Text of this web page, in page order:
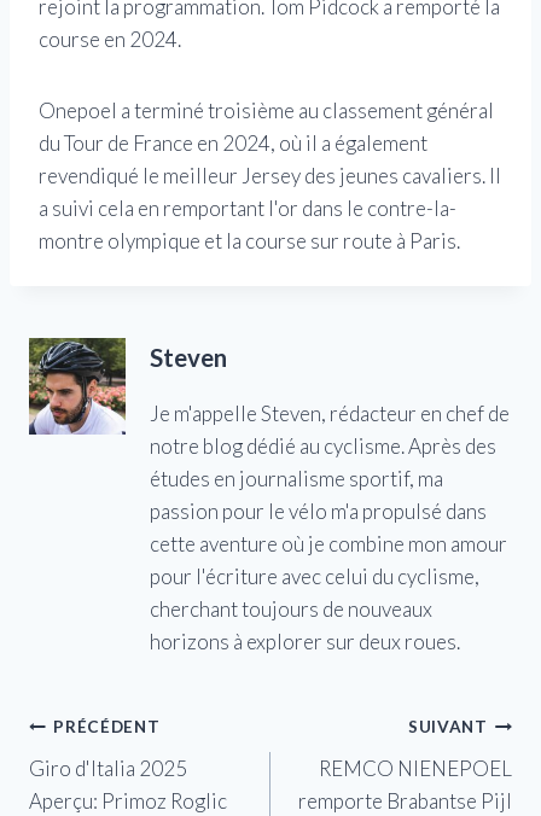
rejoint la programmation. Tom Pidcock a remporté la
course en 2024.
Onepoel a terminé troisième au classement général
du Tour de France en 2024, où il a également
revendiqué le meilleur Jersey des jeunes cavaliers. Il
a suivi cela en remportant l'or dans le contre-la-
montre olympique et la course sur route à Paris.
Steven
Je m'appelle Steven, rédacteur en chef de
notre blog dédié au cyclisme. Après des
études en journalisme sportif, ma
passion pour le vélo m'a propulsé dans
cette aventure où je combine mon amour
pour l'écriture avec celui du cyclisme,
cherchant toujours de nouveaux
horizons à explorer sur deux roues.
Navigation
de
PRÉCÉDENT
Giro d'Italia 2025
Aperçu: Primoz Roglic
SUIVANT
REMCO NIENEPOEL
remporte Brabantse Pijl